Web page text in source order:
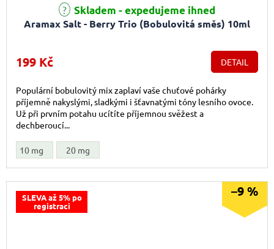
Aramax Salt - Berry Trio (Bobulovitá směs) 10ml
Průměrné hodnocení produktu je 4,7 z 5 hvězdiček.
Skladem - expedujeme ihned
199 Kč DETAIL
Populární bobulovitý mix zaplaví vaše chuťové pohárky
příjemně nakyslými, sladkými i šťavnatými tóny lesního ovoce.
Už při prvním potahu ucítíte příjemnou svěžest a
dechberoucí...
10 mg 20 mg
SLEVA až 5% po
registraci
–9 %